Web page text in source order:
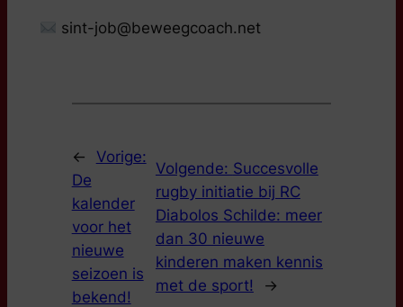
sint-job@beweegcoach.net
←
Vorige:
De
kalender
voor het
nieuwe
seizoen is
bekend!
Volgende: Succesvolle
rugby initiatie bij RC
Diabolos Schilde: meer
dan 30 nieuwe
kinderen maken kennis
met de sport!
→